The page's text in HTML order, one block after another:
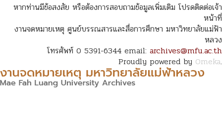
หากท่านมีข้อสงสัย หรือต้องการสอบถามข้อมูลเพิ่มเติม โปรดติดต่อเจ้า
หน้าที่
งานจดหมายเหตุ ศูนย์บรรณสารและสื่อการศึกษา มหาวิทยาลัยแม่ฟ้า
หลวง
โทรศัพท์ 0 5391-6344 email: archives@mfu.ac.th
Proudly powered by Omeka.